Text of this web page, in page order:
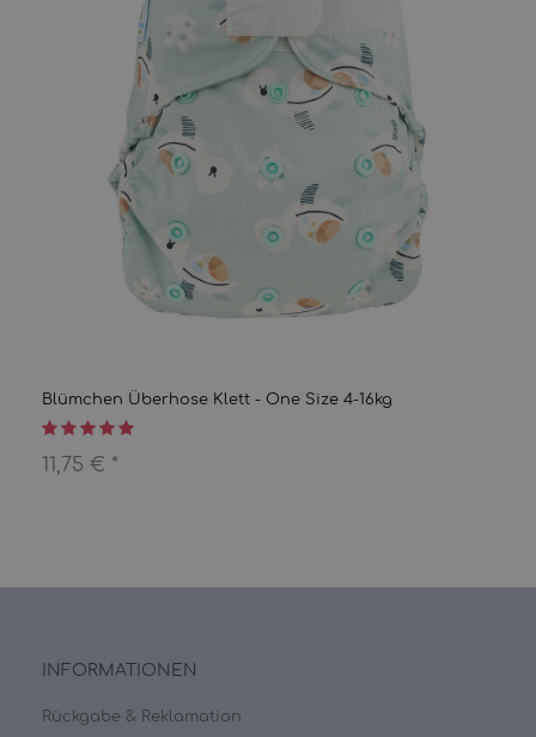
Blümchen Überhose Klett - One Size 4-16kg
11,75 € *
INFORMATIONEN
Rückgabe & Reklamation